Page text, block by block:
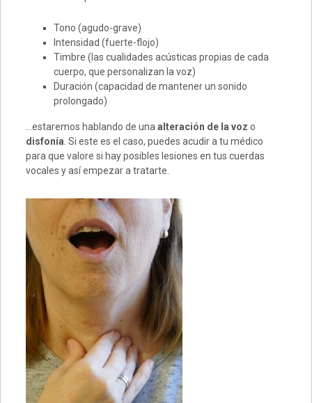
Tono (agudo-grave)
Intensidad (fuerte-flojo)
Timbre (las cualidades acústicas propias de cada
cuerpo, que personalizan la voz)
Duración (capacidad de mantener un sonido
prolongado)
…estaremos hablando de una alteración de la voz o
disfonía . Si este es el caso, puedes acudir a tu médico
para que valore si hay posibles lesiones en tus cuerdas
vocales y así empezar a tratarte.